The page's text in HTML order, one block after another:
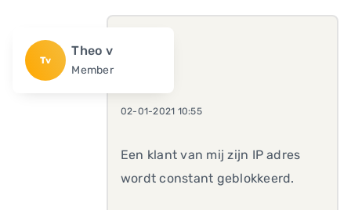
Tv
Theo v
Member
02-01-2021 10:55
Een klant van mij zijn IP adres
wordt constant geblokkeerd.